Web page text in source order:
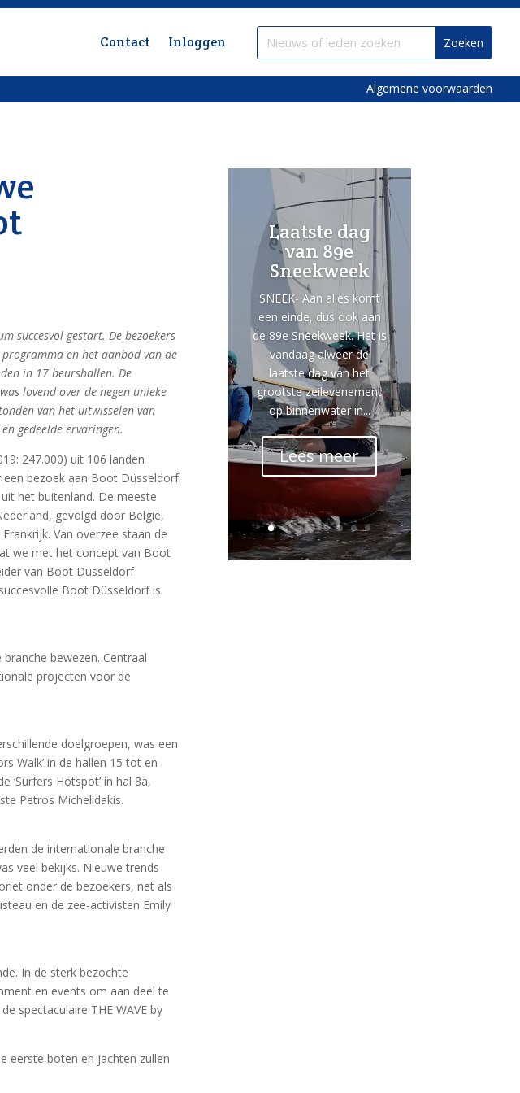
Contact Inloggen
Algemene voorwaarden
succesvol gestart. De bezoekers
en het aanbod van de
in 17 beurshallen. De
lovend over de negen unieke
van het uitwisselen van
gedeelde ervaringen.
247.000) uit 106 landen
bezoek aan Boot Düsseldorf
het buitenland. De meeste
gevolgd door België,
Van overzee staan de
we met het concept van Boot
van Boot Düsseldorf
Boot Düsseldorf is
bewezen. Centraal
projecten voor de
doelgroepen, was een
Walk’ in de hallen 15 tot en
‘Surfers Hotspot’ in hal 8a,
Petros Michelidakis.
de internationale branche
veel bekijks. Nieuwe trends
onder de bezoekers, net als
en de zee-activisten Emily
In de sterk bezochte
en events om aan deel te
spectaculaire THE WAVE by
eerste boten en jachten zullen
Laatste dag
van 89e
Sneekweek
SNEEK- Aan alles komt
een einde, dus ook aan
de 89e Sneekweek. Het is
vandaag alweer de
laatste dag van het
grootste zeilevenement
op binnenwater in...
Lees meer